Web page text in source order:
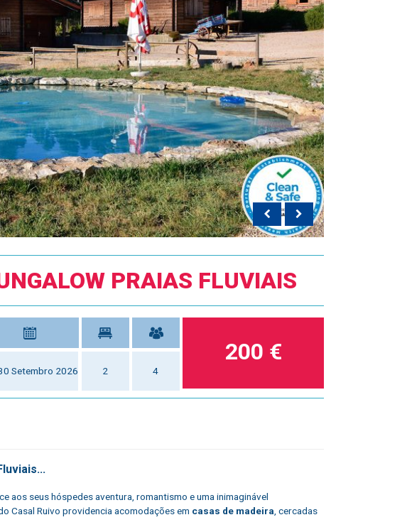
PRAIAS FLUVIAIS
Setembro 2026 2 4
200 €
aos seus hóspedes aventura, romantismo e uma inimaginável
Casal Ruivo providencia acomodações em casas de madeira, cercadas